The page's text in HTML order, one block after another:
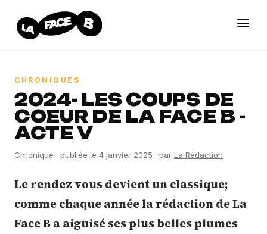
CHRONIQUES
2024- LES COUPS DE
COEUR DE LA FACE B -
ACTE V
Chronique · publiée le 4 janvier 2025 · par La Rédaction
Le rendez vous devient un classique;
comme chaque année la rédaction de La
Face B a aiguisé ses plus belles plumes